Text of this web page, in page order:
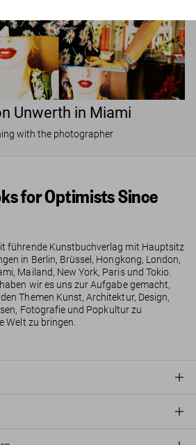
Unwerth in Miami
with the photographer
for Optimists Since
führende Kunstbuchverlag mit Hauptsitz
in Berlin, Brüssel, Hongkong, London,
Mailand, New York, Paris und Tokio.
wir es uns zur Aufgabe gemacht,
Themen Kunst, Architektur, Design,
Fotografie und Popkultur zu
Welt zu bringen.